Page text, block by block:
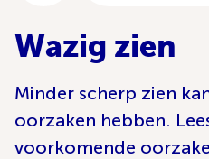
Wazig zien
Minder scherp zien
oorzaken hebben.
voorkomende